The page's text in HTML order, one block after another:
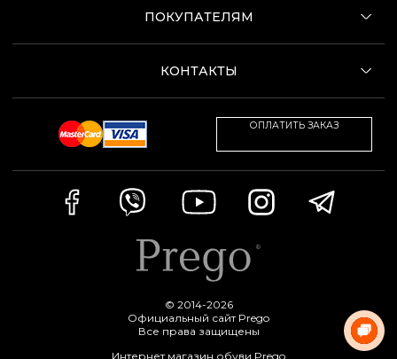
ПОКУПАТЕЛЯМ
КОНТАКТЫ
ОПЛАТИТЬ ЗАКАЗ
© 2014-2026
Официальный сайт Prego
Все права защищены
Интернет магазин обуви Prego